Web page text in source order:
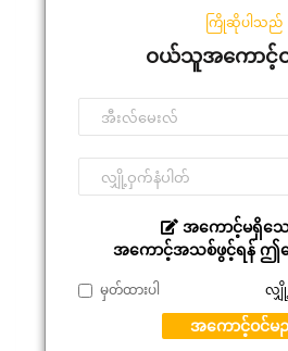
ကြိုဆိုပါသည်
ဝယ်သူအကောင့်ဝ
အကောင့်မရှိသေ
အကောင့်အသစ်ဖွင့်ရန် ဤန
မှတ်ထားပါ လျှို့
အကောင့်ဝင်